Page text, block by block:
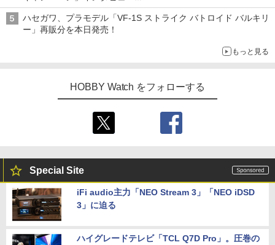
子どもが楽しめるかっぱ寿司ならではの体験とコラボの楽しさを
追求
ハセガワ、プラモデル「VF-1S ストライク バトロイド バルキリ
ー」再販分を本日発売！
もっと見る
HOBBY Watch をフォローする
Special Site
iFi audio主力「NEO Stream 3」「NEO iDSD
3」に迫る
ハイグレードテレビ「TCL Q7D Pro」。圧巻の